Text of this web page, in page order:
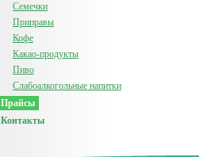
Семечки
Приправы
Кофе
Какао-продукты
Пиво
Слабоалкогольные напитки
Прайсы
Контакты